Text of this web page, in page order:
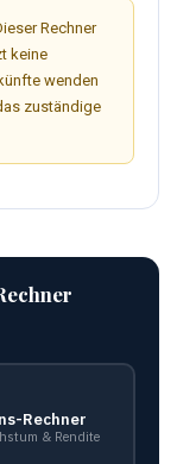
Rechner
keine
wenden
zuständige
Rechner
& Rendite